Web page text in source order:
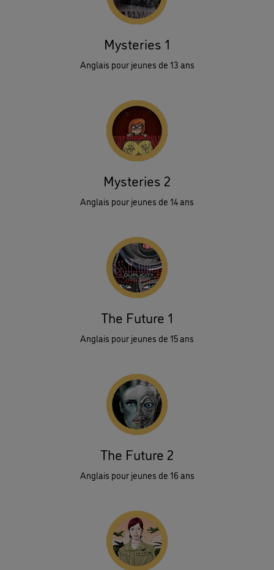
Mysteries 1
Anglais pour jeunes de 13 ans
Mysteries 2
Anglais pour jeunes de 14 ans
The Future 1
Anglais pour jeunes de 15 ans
The Future 2
Anglais pour jeunes de 16 ans